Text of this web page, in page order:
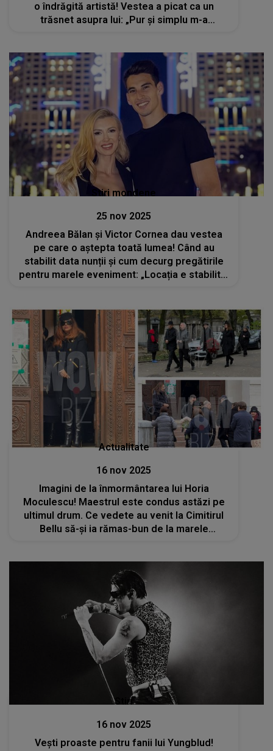
o îndrăgită artistă! Vestea a picat ca un
trăsnet asupra lui: „Pur și simplu m-a
Stiri mondene
25 nov 2025
Andreea Bălan și Victor Cornea dau vestea
pe care o aștepta toată lumea! Când au
stabilit data nunții și cum decurg pregătirile
pentru marele eveniment: „Locația e stabilită,
Actualitate
16 nov 2025
Imagini de la înmormântarea lui Horia
Moculescu! Maestrul este condus astăzi pe
ultimul drum. Ce vedete au venit la Cimitirul
Bellu să-și ia rămas-bun de la marele
Stiri
16 nov 2025
Vești proaste pentru fanii lui Yungblud!